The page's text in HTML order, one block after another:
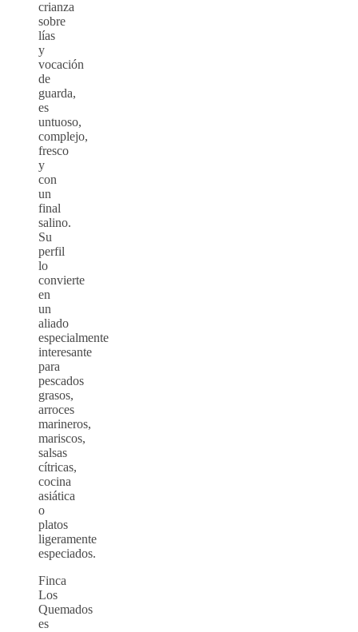
crianza
sobre
lías
y
vocación
de
guarda,
es
untuoso,
complejo,
fresco
y
con
un
final
salino.
Su
perfil
lo
convierte
en
un
aliado
especialmente
interesante
para
pescados
grasos,
arroces
marineros,
mariscos,
salsas
cítricas,
cocina
asiática
o
platos
ligeramente
especiados.
Finca
Los
Quemados
es